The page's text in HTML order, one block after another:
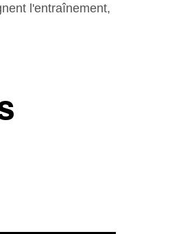
l'entraînement,